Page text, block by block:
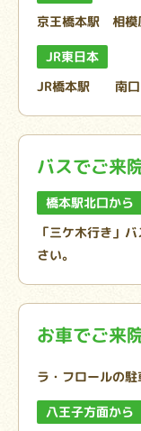
京王橋本駅 相模
JR東日本
JR橋本駅 南口
バスでご来
橋本駅北口から
「三ケ木行き」
さい。
お車でご来
ラ・フロールの駐
八王子方面から